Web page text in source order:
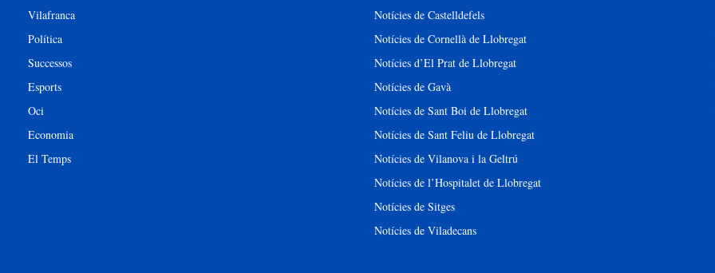
Vilafranca
Política
Successos
Esports
Oci
Economia
El Temps
Notícies de Castelldefels
Notícies de Cornellà de Llobregat
Notícies d’El Prat de Llobregat
Notícies de Gavà
Notícies de Sant Boi de Llobregat
Notícies de Sant Feliu de Llobregat
Notícies de Vilanova i la Geltrú
Notícies de l’Hospitalet de Llobregat
Notícies de Sitges
Notícies de Viladecans